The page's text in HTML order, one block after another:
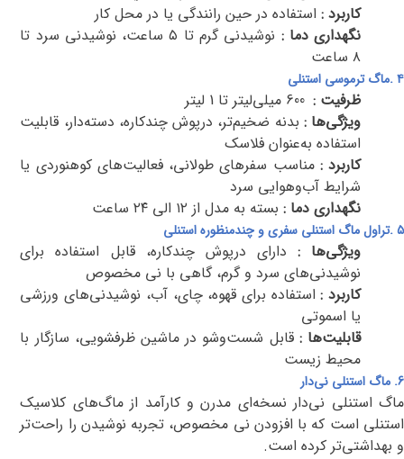
کاربرد : استفاده در حین رانندگی یا در محل کار
نگهداری دما :
نوشیدنی گرم تا ۵ ساعت، نوشیدنی سرد تا
۸ ساعت
۴.ماگ ترموسی استنلی
ظرفیت : 600 میلی‌لیتر تا 1 لیتر
ویژگی‌ها : بدنه ضخیم‌تر، درپوش چندکاره، دسته‌دار، قابلیت
استفاده به‌عنوان فلاسک
کاربرد : مناسب سفرهای طولانی، فعالیت‌های کوهنوردی یا
شرایط آب‌وهوایی سرد
نگهداری دما : بسته به مدل از ۱۲ الی ۲۴ ساعت
۵.تراول ماگ استنلی سفری و چندمنظوره استنلی
ویژگی‌ها : دارای درپوش چندکاره، قابل استفاده برای
نوشیدنی‌های سرد و گرم، گاهی با نی مخصوص
کاربرد : استفاده برای قهوه، چای، آب، نوشیدنی‌های ورزشی
یا اسموتی
قابلیت‌ها : قابل شست‌وشو در ماشین ظرفشویی، سازگار با
محیط زیست
6. ماگ استنلی نی‌دار
ماگ استنلی نی‌دار نسخه‌ای مدرن و کارآمد از ماگ‌های کلاسیک
استنلی است که با افزودن نی مخصوص، تجربه نوشیدن را راحت‌تر
و بهداشتی‌تر کرده است.